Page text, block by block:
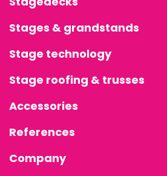
Stages & grandstands
Stage technology
Stage roofing & trusses
Accessories
References
Company